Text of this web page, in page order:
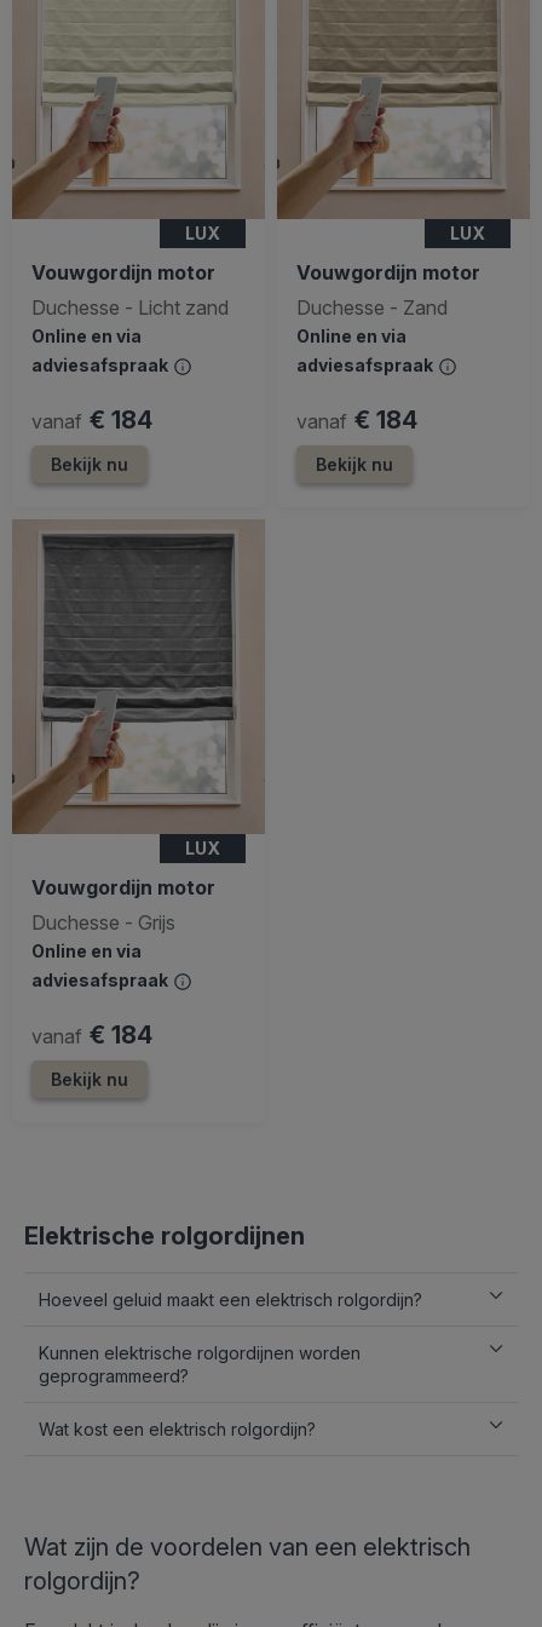
LUX
Vouwgordijn motor
Duchesse - Licht zand
Online en via
adviesafspraak
vanaf € 184
Bekijk nu
LUX
Vouwgordijn motor
Duchesse - Zand
Online en via
adviesafspraak
vanaf € 184
Bekijk nu
LUX
Vouwgordijn motor
Duchesse - Grijs
Online en via
adviesafspraak
vanaf € 184
Bekijk nu
Wat zijn de voordelen van een elektrisch
rolgordijn?
Elektrische rolgordijnen
Hoeveel geluid maakt een elektrisch rolgordijn?
Kunnen elektrische rolgordijnen worden
geprogrammeerd?
Wat kost een elektrisch rolgordijn?